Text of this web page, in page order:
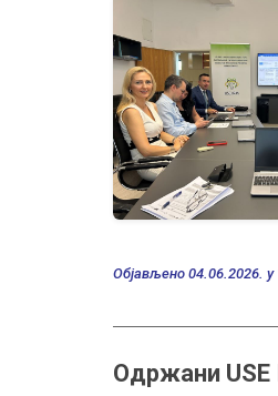
Објављено 04.06.2026. у
Одржани USE